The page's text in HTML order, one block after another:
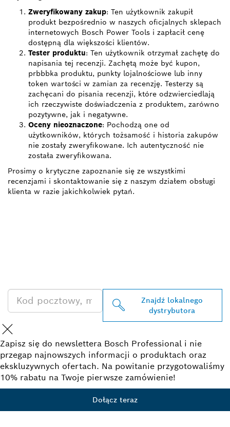
Zweryfikowany zakup: Ten użytkownik zakupił
produkt bezpośrednio w naszych oficjalnych sklepach
internetowych Bosch Power Tools i zapłacił cenę
dostępną dla większości klientów.
Tester produktu: Ten użytkownik otrzymał zachętę do
napisania tej recenzji. Zachętą może być kupon,
prbbbka produktu, punkty lojalnościowe lub inny
token wartości w zamian za recenzję. Testerzy są
zachęcani do pisania recenzji, które odzwierciedlają
ich rzeczywiste doświadczenia z produktem, zarówno
pozytywne, jak i negatywne.
Oceny nieoznaczone: Pochodzą one od
użytkowników, których tożsamość i historia zakupów
nie zostały zweryfikowane. Ich autentyczność nie
została zweryfikowana.
Prosimy o krytyczne zapoznanie się ze wszystkimi
recenzjami i skontaktowanie się z naszym działem obsługi
klienta w razie jakichkolwiek pytań.
Znajdź lokalnego
dystrybutora
Zapisz się do newslettera Bosch Professional i nie
przegap najnowszych informacji o produktach oraz
ekskluzywnych ofertach. Na powitanie przygotowaliśmy
10% rabatu na Twoje pierwsze zamówienie!
Dołącz teraz